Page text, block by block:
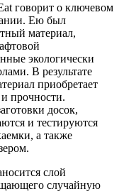
говорит о ключевом
Ею был
материал,
экологически
В результате
приобретает
прочности.
досок,
и тестируются
а также
слой
случайную